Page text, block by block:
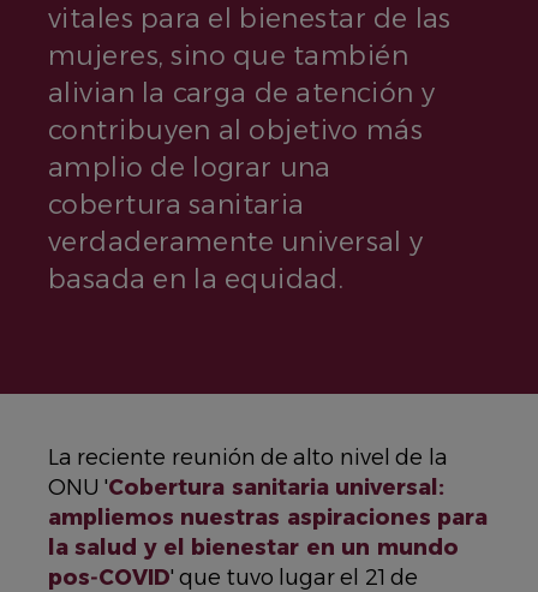
vitales para el bienestar de las
mujeres, sino que también
alivian la carga de atención y
contribuyen al objetivo más
amplio de lograr una
cobertura sanitaria
verdaderamente universal y
basada en la equidad.
La reciente reunión de alto nivel de la
ONU 'Cobertura sanitaria universal:
ampliemos nuestras aspiraciones para
la salud y el bienestar en un mundo
pos‑COVID' que tuvo lugar el 21 de